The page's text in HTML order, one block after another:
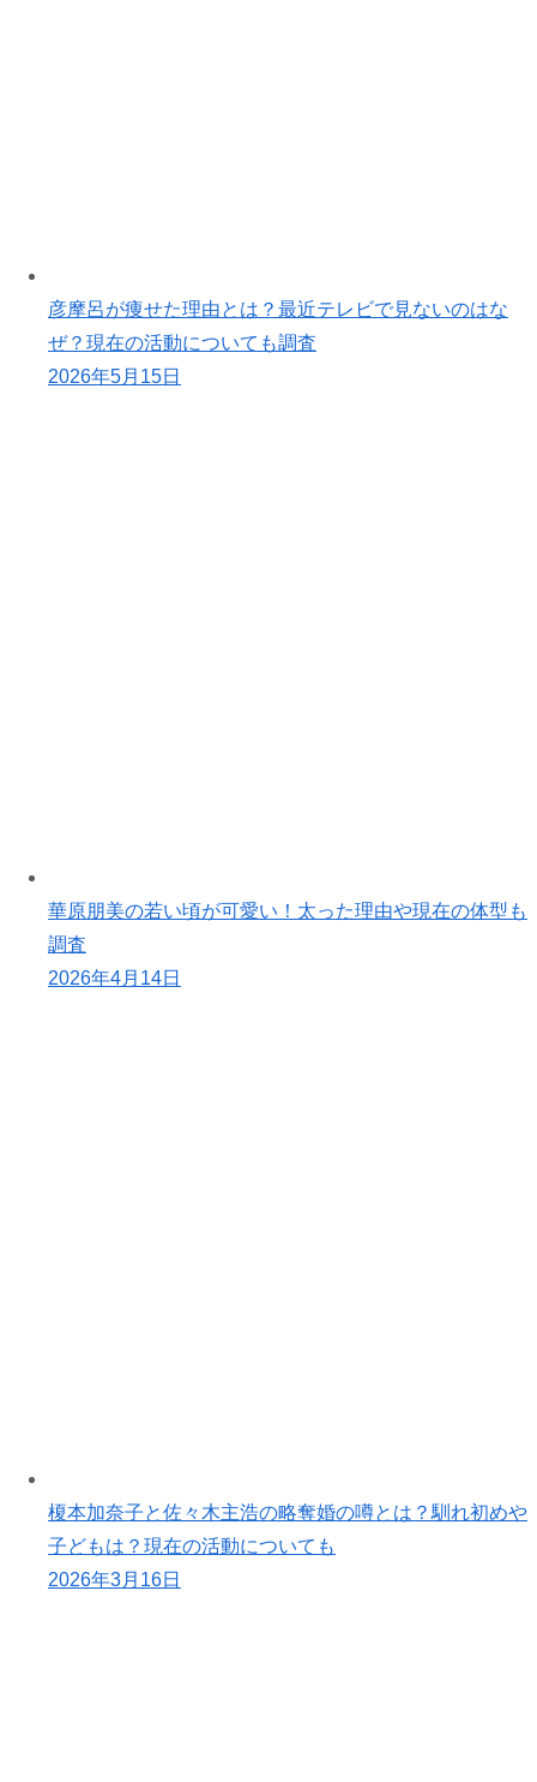
彦摩呂が痩せた理由とは？最近テレビで見ないのはな
ぜ？現在の活動についても調査
2026年5月15日
華原朋美の若い頃が可愛い！太った理由や現在の体型も
調査
2026年4月14日
榎本加奈子と佐々木主浩の略奪婚の噂とは？馴れ初めや
子どもは？現在の活動についても
2026年3月16日